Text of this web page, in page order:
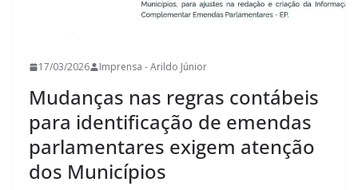
17/03/2026 Imprensa - Arildo Júnior
Mudanças nas regras contábeis
para identificação de emendas
parlamentares exigem atenção
dos Municípios